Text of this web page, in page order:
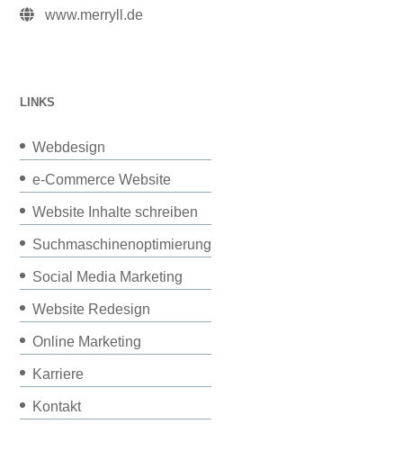
www.merryll.de
LINKS
Webdesign
e-Commerce Website
Website Inhalte schreiben
Suchmaschinenoptimierung
Social Media Marketing
Website Redesign
Online Marketing
Karriere
Kontakt